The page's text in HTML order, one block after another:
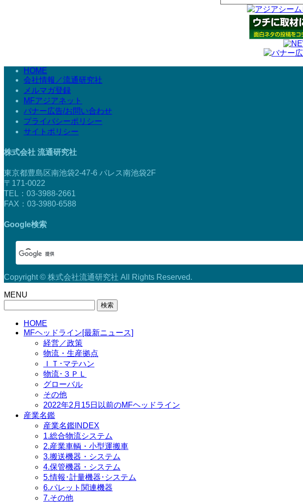
HOME
会社情報／流通研究社
メルマガ登録
MFアジアネット
バナー広告/お問い合わせ
プライバシーポリシー
サイトポリシー
株式会社 流通研究社
東京都豊島区南池袋2-47-6 パレス南池袋2F
〒171-0022
TEL：03-3988-2661
FAX：03-3980-6588
Google検索
Copyright © 株式会社流通研究社 All Rights Reserved.
MENU
HOME
MFヘッドライン[最新ニュース]
経営／政策
物流・生産拠点
ＩＴ･マテハン
物流･３ＰＬ
グローバル
その他
2022年2月15日以前のMFヘッドライン
産業名鑑
産業名鑑INDEX
1.総合物流システム
2.産業車輌・小型運搬車
3.搬送機器・システム
4.保管機器・システム
5.情報･計量機器･システム
6.パレット関連機器
7.その他